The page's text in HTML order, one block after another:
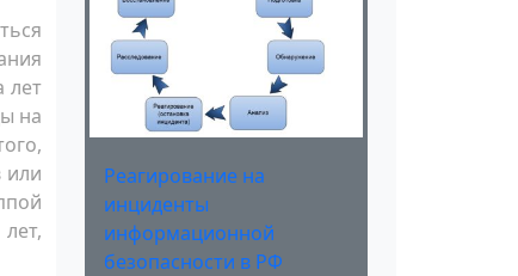
лет
на
или
Реагирование на
инциденты
информационной
безопасности в РФ